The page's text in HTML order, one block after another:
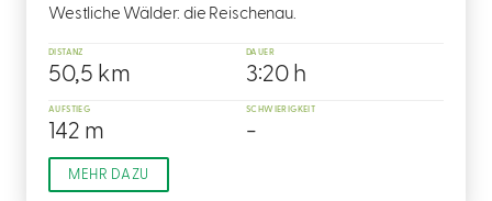
Westliche Wälder: die Reischenau.
DISTANZ
50,5 km
DAUER
3:20 h
AUFSTIEG
142 m
SCHWIERIGKEIT
-
MEHR DAZU